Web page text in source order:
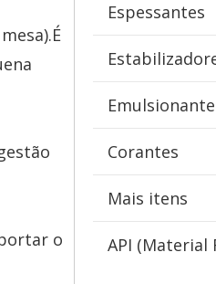
o
Espessantes
Corantes
Mais itens
API (Material